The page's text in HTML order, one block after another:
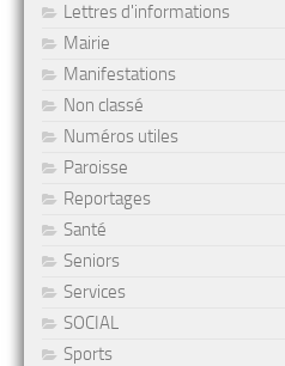
Lettres d'informations
Mairie
Manifestations
Non classé
Numéros utiles
Paroisse
Reportages
Santé
Seniors
Services
SOCIAL
Sports